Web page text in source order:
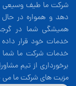
شرکت ما طیف وسیعی
دهد و همواره در
همیشگی شما در
خدمات خود قرار
خدمات شرکت ما شما
برخورداری از تیم
مزیت های شرکت ما می